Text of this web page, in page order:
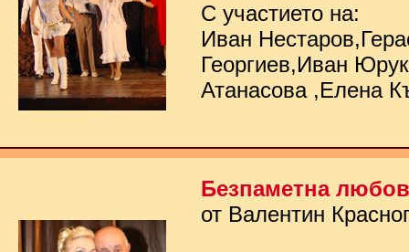
С участието на:
Иван
Георгиев,Иван
Атанасова ,Елена
Безпаметна любов
от Валентин